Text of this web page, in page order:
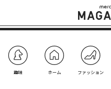
趣味 ホーム ファッション